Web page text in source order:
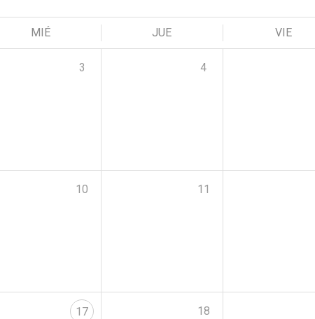
MIÉ JUE VIE
3 4
10 11
17 18